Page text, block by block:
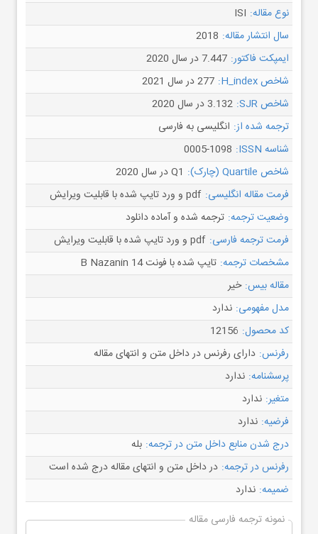
نوع مقاله: ISI
سال انتشار مقاله: 2018
ایمپکت فاکتور: 7.447 در سال 2020
شاخص H_index:
277 در سال 2021
شاخص SJR:
3.132 در سال 2020
ترجمه شده از: انگلیسی به فارسی
شناسه ISSN:
0005-1098
شاخص Quartile (چارک):
Q1 در سال 2020
فرمت مقاله انگلیسی: pdf و ورد تایپ شده با قابلیت ویرایش
وضعیت ترجمه: ترجمه شده و آماده دانلود
فرمت ترجمه فارسی: pdf و ورد تایپ شده با قابلیت ویرایش
مشخصات ترجمه: تایپ شده با فونت B Nazanin 14
مقاله بیس: خیر
مدل مفهومی: ندارد
کد محصول: 12156
رفرنس: دارای رفرنس در داخل متن و انتهای مقاله
پرسشنامه: ندارد
متغیر: ندارد
فرضیه: ندارد
درج شدن منابع داخل متن در ترجمه: بله
رفرنس در ترجمه: در داخل متن و انتهای مقاله درج شده است
ضمیمه: ندارد
نمونه ترجمه فارسی مقاله